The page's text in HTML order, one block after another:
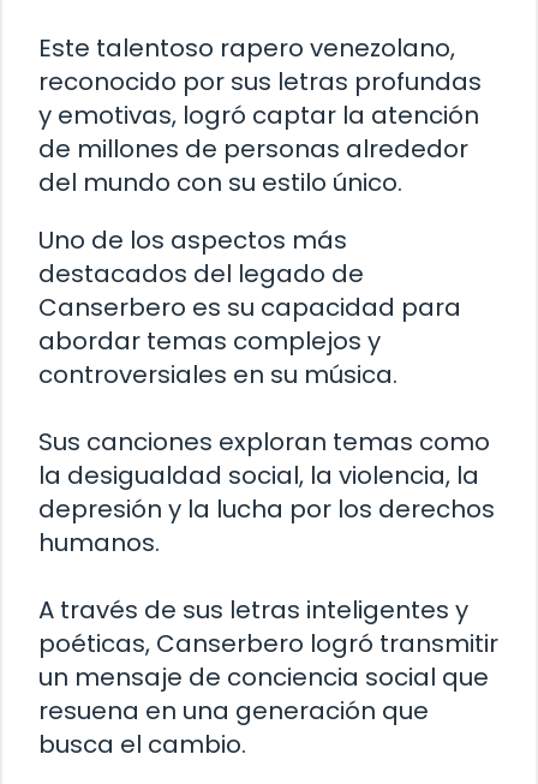
Este talentoso rapero venezolano,
reconocido por sus letras profundas
y emotivas, logró captar la atención
de millones de personas alrededor
del mundo con su estilo único.
Uno de los aspectos más
destacados del legado de
Canserbero es su capacidad para
abordar temas complejos y
controversiales en su música.
Sus canciones exploran temas como
la desigualdad social, la violencia, la
depresión y la lucha por los derechos
humanos.
A través de sus letras inteligentes y
poéticas, Canserbero logró transmitir
un mensaje de conciencia social que
resuena en una generación que
busca el cambio.